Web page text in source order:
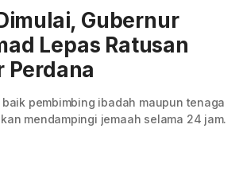
Gubernur
Lepas Ratusan
Perdana
pembimbing ibadah maupun tenaga
mendampingi jemaah selama 24 jam.